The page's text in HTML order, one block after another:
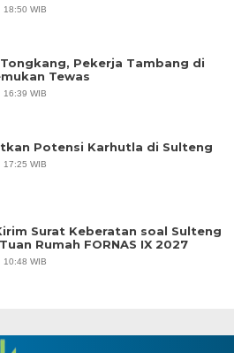
18:50 WIB
Pekerja Tambang di
Tewas
16:39 WIB
Potensi Karhutla di Sulteng
17:25 WIB
Surat Keberatan soal Sulteng
Rumah FORNAS IX 2027
10:48 WIB